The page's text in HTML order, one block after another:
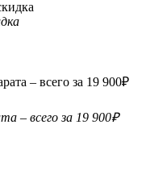
– всего за 19 900₽